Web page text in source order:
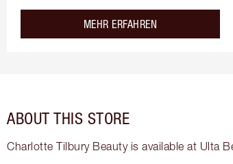
MEHR ERFAHREN
ABOUT THIS STORE
Charlotte Tilbury Beauty is available at Ulta